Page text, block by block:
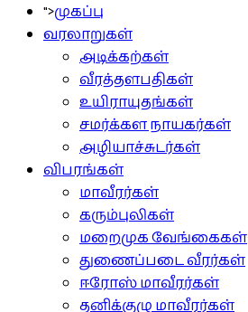
">முகப்பு
வரலாறுகள்
அடிக்கற்கள்
வீரத்தளபதிகள்
உயிராயுதங்கள்
சமர்க்கள நாயகர்கள்
அழியாச்சுடர்கள்
விபரங்கள்
மாவீரர்கள்
கரும்புலிகள்
மறைமுக வேங்கைகள்
துணைப்படை வீரர்கள்
ஈரோஸ் மாவீரர்கள்
தனிக்குழு மாவீரர்கள்